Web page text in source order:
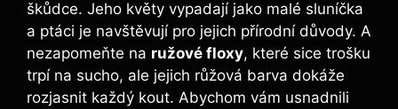
škůdce. Jeho květy vypadají jako malé sluníčka
a ptáci je navštěvují pro jejich přírodní důvody. A
nezapomeňte na ružové floxy, které sice trošku
trpí na sucho, ale jejich růžová barva dokáže
rozjasnit každý kout. Abychom vám usnadnili